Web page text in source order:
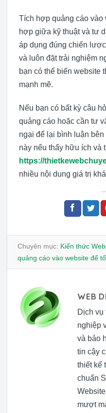
Tích hợp quảng cáo vào
hợp giữa kỹ thuật và tư
áp dụng đúng chiến
và luôn đặt trải nghiệm
bạn có thể biến website
mạnh mẽ.
Nếu bạn có bất kỳ câu
quảng cáo hoặc cần tư
ngại để lại bình luận
này nếu thấy hữu ích và
https://
nhiều nội dung giá trị
Chuyên mục: Kiến thức
quảng cáo vào website để
WEB
Dịch vụ
nghiệp
và bảo
tin cậy
thiết kế
chuẩn
mượt